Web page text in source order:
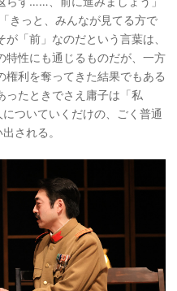
きっと、みんなが見てる方で
「前」なのだという言葉は、
特性にも通じるものだが、一方
権利を奪ってきた結果でもある
ったときでさえ庸子は「私
ついていくだけの、ごく普通
される。